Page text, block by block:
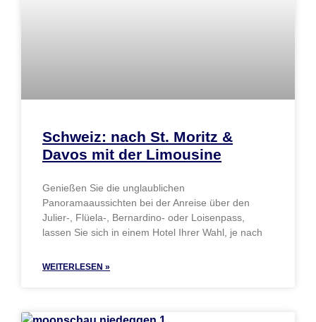
Schweiz: nach St. Moritz &
Davos mit der Limousine
Genießen Sie die unglaublichen
Panoramaaussichten bei der Anreise über den
Julier-, Flüela-, Bernardino- oder Loisenpass,
lassen Sie sich in einem Hotel Ihrer Wahl, je nach
WEITERLESEN »